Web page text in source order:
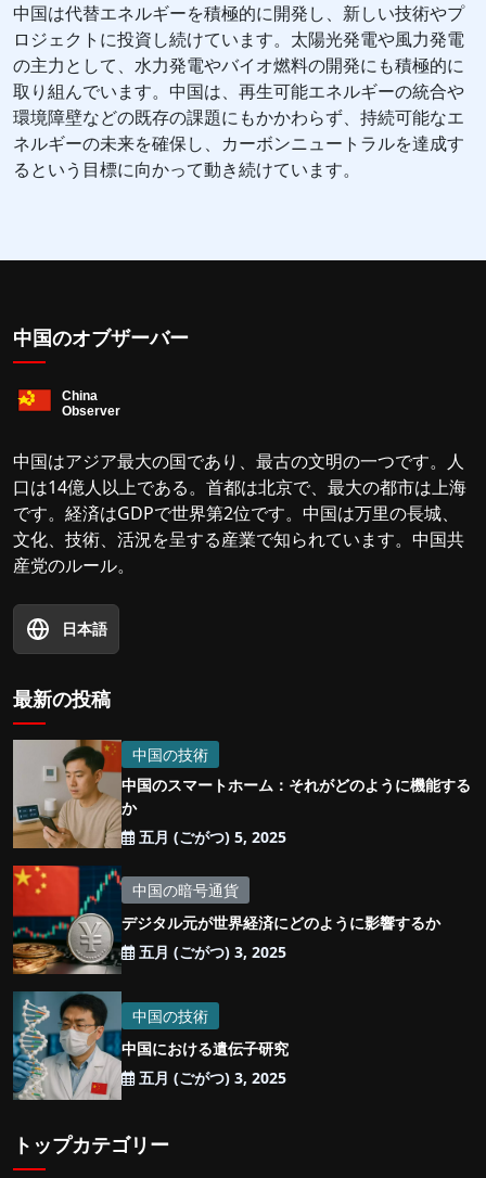
中国は代替エネルギーを積極的に開発し、新しい技術やプ
ロジェクトに投資し続けています。太陽光発電や風力発電
の主力として、水力発電やバイオ燃料の開発にも積極的に
取り組んでいます。中国は、再生可能エネルギーの統合や
環境障壁などの既存の課題にもかかわらず、持続可能なエ
ネルギーの未来を確保し、カーボンニュートラルを達成す
るという目標に向かって動き続けています。
中国のオブザーバー
中国はアジア最大の国であり、最古の文明の一つです。人
口は14億人以上である。首都は北京で、最大の都市は上海
です。経済はGDPで世界第2位です。中国は万里の長城、
文化、技術、活況を呈する産業で知られています。中国共
産党のルール。
日本語
最新の投稿
中国の技術
中国のスマートホーム：それがどのように機能する
か
五月 (ごがつ) 5, 2025
中国の暗号通貨
デジタル元が世界経済にどのように影響するか
五月 (ごがつ) 3, 2025
中国の技術
中国における遺伝子研究
五月 (ごがつ) 3, 2025
トップカテゴリー